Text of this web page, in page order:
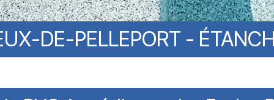
DE-PELLEPORT -